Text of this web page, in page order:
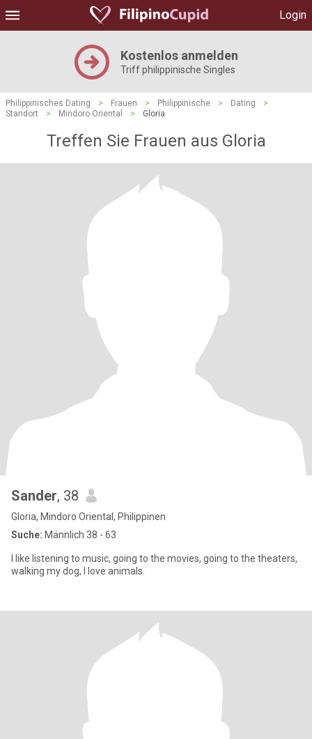
Login
Kostenlos anmelden
Triff philippinische Singles
Philippinisches Dating > Frauen > Philippinische > Dating
>
Standort
> Mindoro Oriental > Gloria
Treffen Sie Frauen aus Gloria
Sander, 38
Gloria, Mindoro Oriental, Philippinen
Suche: Männlich 38 - 63
I like listening to music, going to the movies, going to the theaters,
walking my dog, I love animals.